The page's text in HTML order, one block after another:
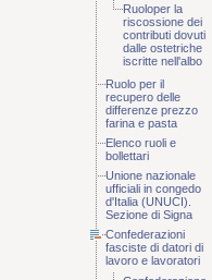
Ruoloper la
riscossione dei
contributi dovuti
dalle ostetriche
iscritte nell'albo
Ruolo per il
recupero delle
differenze prezzo
farina e pasta
Elenco ruoli e
bollettari
Unione nazionale
ufficiali in congedo
d'Italia (UNUCI).
Sezione di Signa
Confederazioni
fasciste di datori di
lavoro e lavoratori